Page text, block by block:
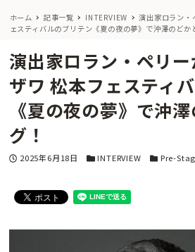
ホーム 記事一覧 INTERVIEW
演出家ロラン・
ェスティバルのブリテン《夏の夜の夢》で沖澤のどか
演出家ロラン・ペリ
ザワ 松本フェスティ
《夏の夜の夢》で沖
グ！
投稿日
2025年6月18日 カテゴリー
INTERVIEW カテゴリー
Pre-